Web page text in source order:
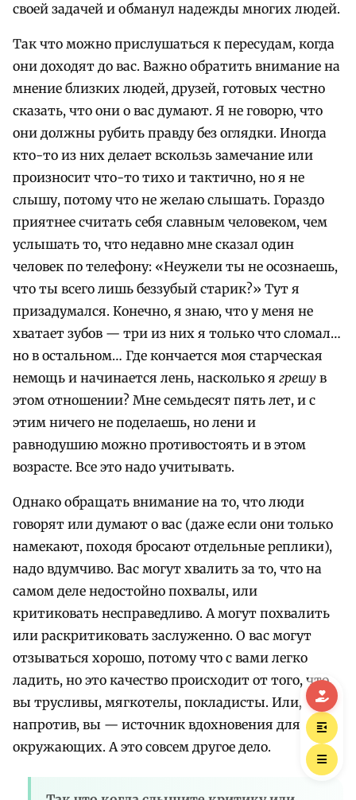
своей задачей и обманул надежды многих людей.
Так что можно прислушаться к пересудам, когда
они доходят до вас. Важно обратить внимание на
мнение близких людей, друзей, готовых честно
сказать, что они о вас думают. Я не говорю, что
они должны рубить правду без оглядки. Иногда
кто-то из них делает вскользь замечание или
произносит что-то тихо и тактично, но я не
слышу, потому что не желаю слышать. Гораздо
приятнее считать себя славным человеком, чем
услышать то, что недавно мне сказал один
человек по телефону: «Неужели ты не осознаешь,
что ты всего лишь беззубый старик?» Тут я
призадумался. Конечно, я знаю, что у меня не
хватает зубов — три из них я только что сломал…
но в остальном… Где кончается моя старческая
немощь и начинается лень, насколько я грешу в
этом отношении? Мне семьдесят пять лет, и с
этим ничего не поделаешь, но лени и
равнодушию можно противостоять и в этом
возрасте. Все это надо учитывать.
Однако обращать внимание на то, что люди
говорят или думают о вас (даже если они только
намекают, походя бросают отдельные реплики),
надо вдумчиво. Вас могут хвалить за то, что на
самом деле недостойно похвалы, или
критиковать несправедливо. А могут похвалить
или раскритиковать заслуженно. О вас могут
отзываться хорошо, потому что с вами легко
ладить, но это качество происходит от того, что
вы трусливы, мягкотелы, покладисты. Или,
напротив, вы — источник вдохновения для
окружающих. А это совсем другое дело.